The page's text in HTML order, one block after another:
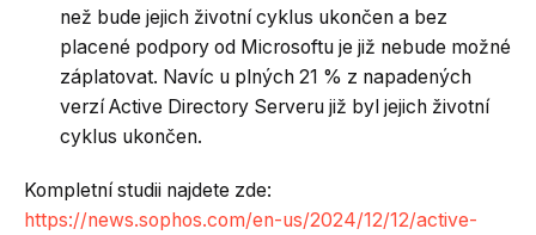
než bude jejich životní cyklus ukončen a bez
placené podpory od Microsoftu je již nebude možné
záplatovat. Navíc u plných 21 % z napadených
verzí Active Directory Serveru již byl jejich životní
cyklus ukončen.
Kompletní studii najdete zde:
https://news.sophos.com/en-us/2024/12/12/active-